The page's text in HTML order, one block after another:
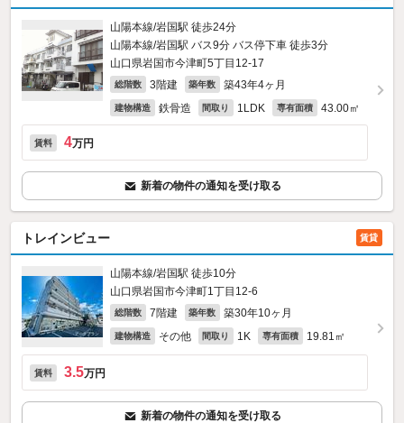
山陽本線/岩国駅 徒歩24分
山陽本線/岩国駅 バス9分 バス停下車 徒歩3分
山口県岩国市今津町5丁目12-17
総階数 3階建 築年数 築43年4ヶ月
建物構造 鉄骨造 間取り 1LDK 専有面積 43.00㎡
賃料 4万円
新着の物件の通知を受け取る
トレインビュー 賃貸
山陽本線/岩国駅 徒歩10分
山口県岩国市今津町1丁目12-6
総階数 7階建 築年数 築30年10ヶ月
建物構造 その他 間取り 1K 専有面積 19.81㎡
賃料 3.5万円
新着の物件の通知を受け取る